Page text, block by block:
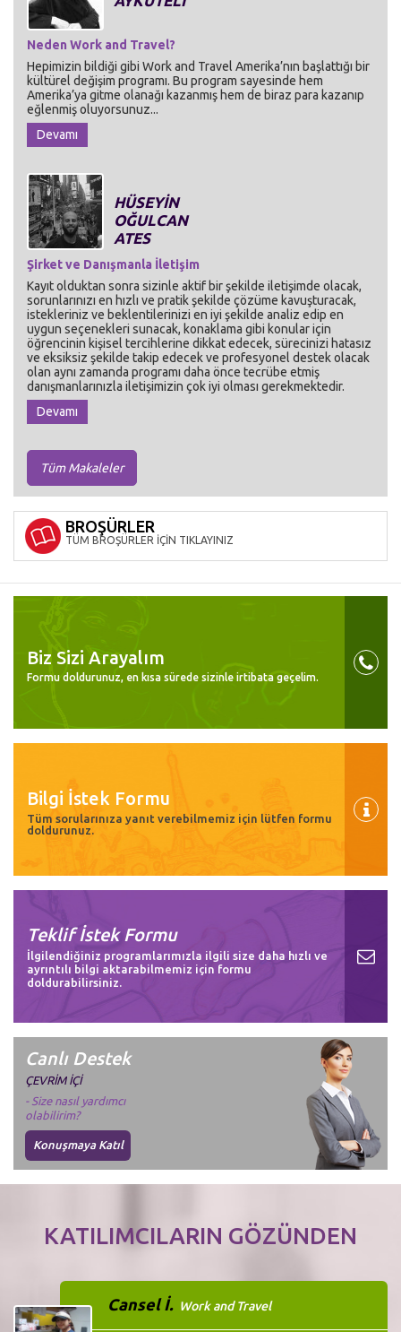
Neden Work and Travel?
Hepimizin bildiği gibi Work and Travel Amerika’nın başlattığı bir
kültürel değişim programı. Bu program sayesinde hem
Amerika’ya gitme olanağı kazanmış hem de biraz para kazanıp
eğlenmiş oluyorsunuz...
Devamı
HÜSEYİN
OĞULCAN
ATES
Şirket ve Danışmanla İletişim
Kayıt olduktan sonra sizinle aktif bir şekilde iletişimde olacak,
sorunlarınızı en hızlı ve pratik şekilde çözüme kavuşturacak,
istekleriniz ve beklentilerinizi en iyi şekilde analiz edip en
uygun seçenekleri sunacak, konaklama gibi konular için
öğrencinin kişisel tercihlerine dikkat edecek, sürecinizi hatasız
ve eksiksiz şekilde takip edecek ve profesyonel destek olacak
olan aynı zamanda programı daha önce tecrübe etmiş
danışmanlarınızla iletişimizin çok iyi olması gerekmektedir.
Devamı
Tüm Makaleler
BROŞÜRLER
TÜM BROŞÜRLER İÇİN TIKLAYINIZ
Biz Sizi Arayalım
Formu doldurunuz, en kısa sürede sizinle irtibata geçelim.
Bilgi İstek Formu
Tüm sorularınıza yanıt verebilmemiz için lütfen formu
doldurunuz.
Teklif İstek Formu
İlgilendiğiniz programlarımızla ilgili size daha hızlı ve
ayrıntılı bilgi aktarabilmemiz için formu
doldurabilirsiniz.
Canlı Destek
ÇEVRİM İÇİ
- Size nasıl yardımcı
olabilirim?
Konuşmaya Katıl
KATILIMCILARIN GÖZÜNDEN
Cansel İ. Work and Travel